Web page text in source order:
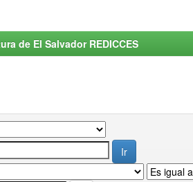
de El Salvador REDICCES